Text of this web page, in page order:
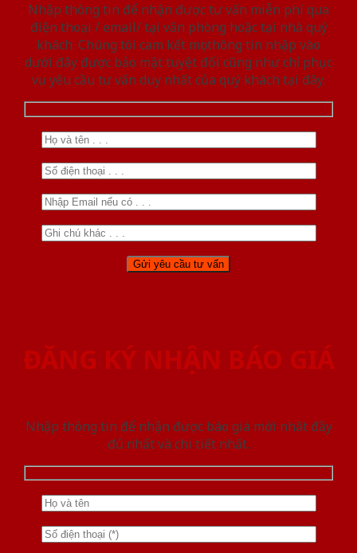
Nhập thông tin để nhận được tư vấn miễn phí qua
điện thoại / email/ tại văn phòng hoặc tại nhà quý
khách. Chúng tôi cam kết mọi thông tin nhập vào
dưới đây được bảo mật tuyệt đối cũng như chỉ phục
vụ yêu cầu tư vấn duy nhất của quý khách tại đây.
ĐĂNG KÝ NHẬN BÁO GIÁ
Nhập thông tin để nhận được báo giá mới nhât đầy
đủ nhất và chi tiết nhất.